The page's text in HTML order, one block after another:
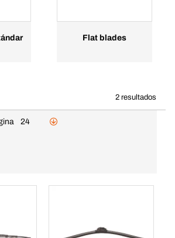
Flat blades
2 resultados
24